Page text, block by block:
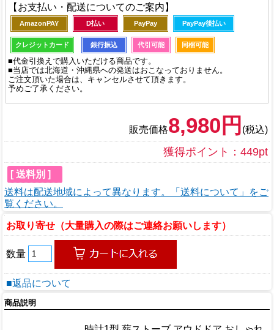
【お支払い・配送についてのご案内】
AmazonPAY D払い PayPay PayPay後払い
クレジットカード 銀行振込 代引可能 同梱可能
■代金引換えで購入いただける商品です。
■当店では北海道・沖縄県への発送はおこなっておりません。
ご注文頂いた場合は、キャンセルさせて頂きます。
予めご了承ください。
販売価格8,980円 (税込)
獲得ポイント：449pt
[ 送料別 ]
送料は配送地域によって異なります。「送料について」をご
覧ください。
お取り寄せ（大量購入の際はご連絡お願いします）
数量
■返品について
商品説明